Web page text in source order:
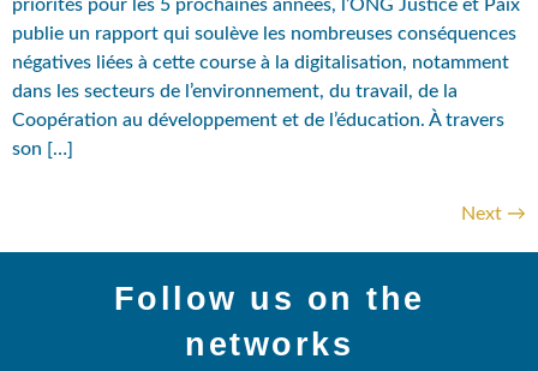
priorités pour les 5 prochaines années, l’ONG Justice et Paix
publie un rapport qui soulève les nombreuses conséquences
négatives liées à cette course à la digitalisation, notamment
dans les secteurs de l’environnement, du travail, de la
Coopération au développement et de l’éducation. À travers
son […]
Next →
Follow us on the
networks